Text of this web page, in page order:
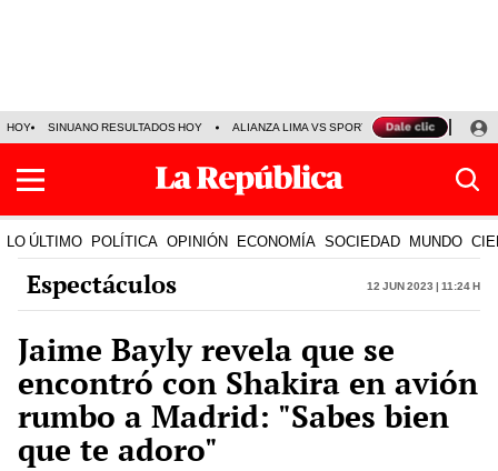
HOY SINUANO RESULTADOS HOY ALIANZA LIMA VS SPORT BOYS JORGE
LO ÚLTIMO POLÍTICA OPINIÓN ECONOMÍA SOCIEDAD MUNDO
Espectáculos 12 Jun 2023 | 11:24 h
Jaime Bayly revela que se
encontró con Shakira en avión
rumbo a Madrid: "Sabes bien
que te adoro"